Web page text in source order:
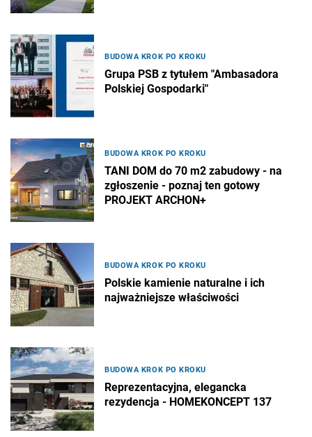
BUDOWA KROK PO KROKU
Grupa PSB z tytułem "Ambasadora
Polskiej Gospodarki"
BUDOWA KROK PO KROKU
TANI DOM do 70 m2 zabudowy - na
zgłoszenie - poznaj ten gotowy
PROJEKT ARCHON+
BUDOWA KROK PO KROKU
Polskie kamienie naturalne i ich
najważniejsze właściwości
BUDOWA KROK PO KROKU
Reprezentacyjna, elegancka
rezydencja - HOMEKONCEPT 137